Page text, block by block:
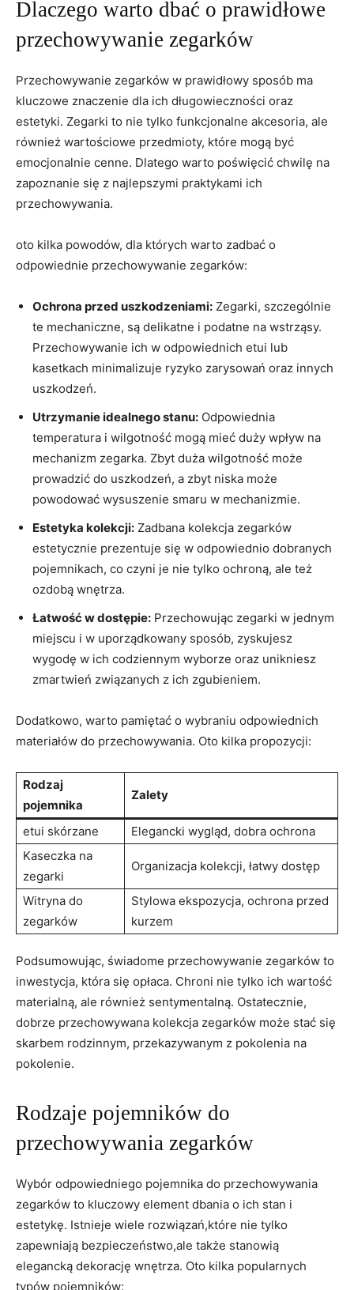
Dlaczego warto dbać o prawidłowe
przechowywanie zegarków
Przechowywanie⁢ zegarków w prawidłowy ⁤sposób ma
kluczowe znaczenie dla ich długowieczności oraz
estetyki. Zegarki to nie tylko funkcjonalne akcesoria, ale
również ⁤wartościowe przedmioty, ⁤które mogą być
‌emocjonalnie cenne. Dlatego warto poświęcić chwilę⁢ na
zapoznanie się z najlepszymi praktykami ich
przechowywania.
oto kilka powodów, dla⁢ których​ warto zadbać o
odpowiednie przechowywanie zegarków:
Ochrona przed uszkodzeniami: Zegarki, szczególnie
te mechaniczne, są delikatne i podatne na wstrząsy.
Przechowywanie ich w odpowiednich‍ etui⁢ lub
kasetkach minimalizuje ryzyko zarysowań oraz innych
uszkodzeń.
Utrzymanie ‌idealnego stanu: ‍Odpowiednia
temperatura i wilgotność mogą mieć duży wpływ na
mechanizm​ zegarka. Zbyt duża wilgotność może
prowadzić do ‌uszkodzeń, a ⁣zbyt niska może‍
powodować wysuszenie smaru w mechanizmie.
Estetyka kolekcji: Zadbana kolekcja⁣ zegarków
estetycznie prezentuje‍ się w odpowiednio dobranych
pojemnikach, co czyni je‌ nie tylko ochroną, ale też
ozdobą wnętrza.
Łatwość ​w‌ dostępie: Przechowując zegarki w jednym
miejscu i w uporządkowany ⁢sposób, zyskujesz
wygodę w ich codziennym wyborze oraz⁣ unikniesz ​
zmartwień związanych z ich zgubieniem.
Dodatkowo, warto pamiętać o ‌wybraniu odpowiednich
materiałów do przechowywania. ⁤Oto kilka propozycji:
Rodzaj
pojemnika
Zalety
etui skórzane
Elegancki wygląd, dobra ochrona
Kaseczka⁢ na
zegarki
Organizacja ⁢kolekcji, łatwy dostęp
Witryna do
zegarków
Stylowa ekspozycja, ochrona przed
kurzem
Podsumowując, świadome przechowywanie zegarków to​
inwestycja, która się opłaca. Chroni ⁢nie tylko ich wartość
materialną, ⁣ale również sentymentalną. Ostatecznie,
dobrze przechowywana kolekcja‌ zegarków może stać się
skarbem rodzinnym, przekazywanym z pokolenia na
pokolenie.
Rodzaje pojemników do
przechowywania zegarków
Wybór odpowiedniego ​pojemnika do przechowywania
zegarków to kluczowy element dbania o ich⁤ stan i
estetykę. Istnieje wiele rozwiązań,które nie⁢ tylko
zapewniają bezpieczeństwo,ale⁤ także stanowią
elegancką‍ dekorację wnętrza. Oto‍ kilka popularnych
typów pojemników: